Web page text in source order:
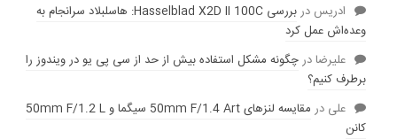
ادریس در
بررسی Hasselblad X2D II 100C: هاسلبلاد سرانجام به
وعده‌‌اش عمل کرد
عليرضادرچگونه مشکل استفاده بیش از حد از سی پی یو در ویندوز را
برطرف کنیم؟
علی در
مقایسه لنز‌های 50mm F/1.4 Art سیگما و 50mm F/1.2 L
کانن